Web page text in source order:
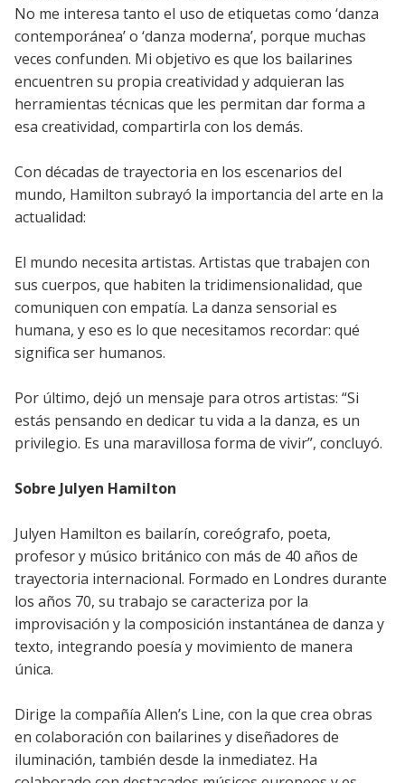
No me interesa tanto el uso de etiquetas como ‘danza
contemporánea’ o ‘danza moderna’, porque muchas
veces confunden. Mi objetivo es que los bailarines
encuentren su propia creatividad y adquieran las
herramientas técnicas que les permitan dar forma a
esa creatividad, compartirla con los demás.
Con décadas de trayectoria en los escenarios del
mundo, Hamilton subrayó la importancia del arte en la
actualidad:
El mundo necesita artistas. Artistas que trabajen con
sus cuerpos, que habiten la tridimensionalidad, que
comuniquen con empatía. La danza sensorial es
humana, y eso es lo que necesitamos recordar: qué
significa ser humanos.
Por último, dejó un mensaje para otros artistas: “Si
estás pensando en dedicar tu vida a la danza, es un
privilegio. Es una maravillosa forma de vivir”, concluyó.
Sobre Julyen Hamilton
Julyen Hamilton es bailarín, coreógrafo, poeta,
profesor y músico británico con más de 40 años de
trayectoria internacional. Formado en Londres durante
los años 70, su trabajo se caracteriza por la
improvisación y la composición instantánea de danza y
texto, integrando poesía y movimiento de manera
única.
Dirige la compañía Allen’s Line, con la que crea obras
en colaboración con bailarines y diseñadores de
iluminación, también desde la inmediatez. Ha